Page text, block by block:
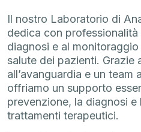
Il nostro Laboratorio di
dedica con
diagnosi e al
salute dei pazienti. Grazie
all’avanguardia e un team
offriamo un supporto
prevenzione, la diagnosi e
trattamenti terapeutici.